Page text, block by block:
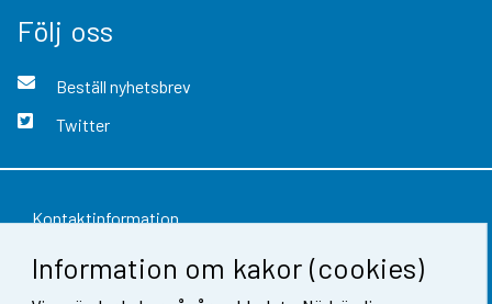
Information om kakor (cookies)
Följ oss
Beställ nyhetsbrev
Twitter
Kontaktinformation
Respons